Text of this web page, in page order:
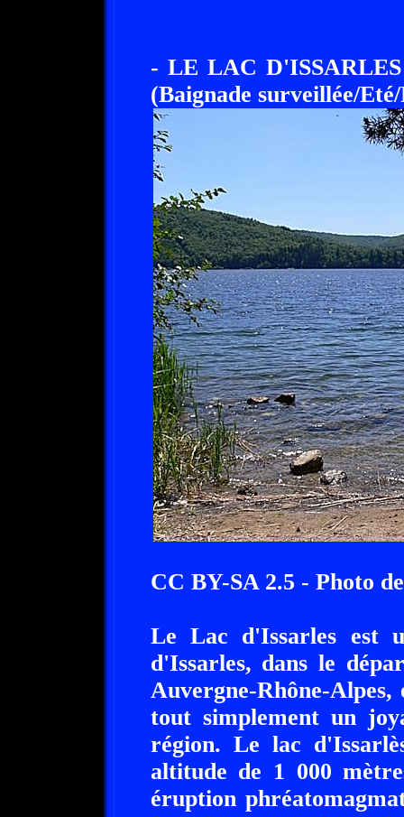
- LE LAC
(Baignade surveillée/
CC BY-SA 2.5 - Photo
Le Lac d'Issarles est
d'Issarles, dans le
Auvergne-Rhône-
tout simplement un
région. Le lac
altitude de 1 000
éruption